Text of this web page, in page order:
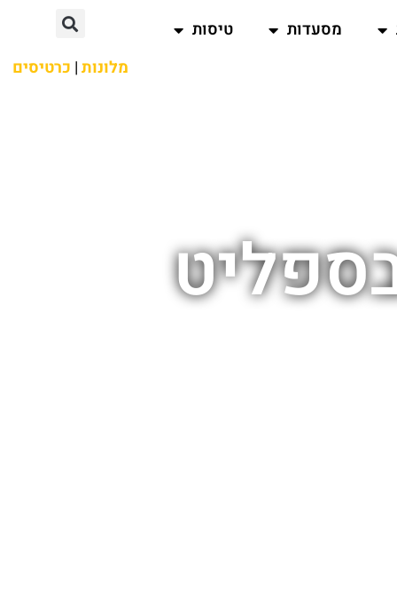
מסעדות
טיסות
מלונות| כרטיסים